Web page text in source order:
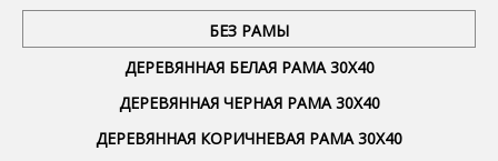
БЕЗ РАМЫ
ДЕРЕВЯННАЯ БЕЛАЯ РАМА 30Х40
ДЕРЕВЯННАЯ ЧЕРНАЯ РАМА 30Х40
ДЕРЕВЯННАЯ КОРИЧНЕВАЯ РАМА 30Х40